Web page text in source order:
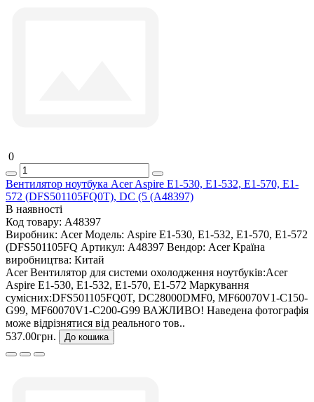
0
Вентилятор ноутбука Acer Aspire E1-530, E1-532, E1-570, E1-
572 (DFS501105FQ0T), DC (5 (A48397)
В наявності
Код товару: A48397
Виробник: Acer Модель: Aspire E1-530, E1-532, E1-570, E1-572
(DFS501105FQ Артикул: A48397 Вендор: Acer Країна
виробництва: Китай
Acer Вентилятор для системи охолодження ноутбуків:Acer
Aspire E1-530, E1-532, E1-570, E1-572 Маркування
сумісних:DFS501105FQ0T, DC28000DMF0, MF60070V1-C150-
G99, MF60070V1-C200-G99 ВАЖЛИВО! Наведена фотографія
може відрізнятися від реального тов..
537.00грн.
До кошика